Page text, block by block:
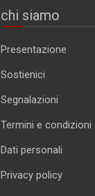
chi siamo
Presentazione
Sostienici
Segnalazioni
Termini e condizioni
Dati personali
Privacy policy